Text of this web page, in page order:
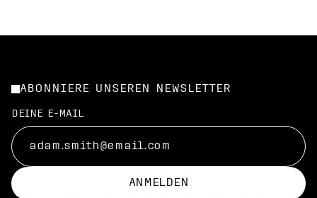
ABONNIERE UNSEREN NEWSLETTER
DEINE E-MAIL
ANMELDEN